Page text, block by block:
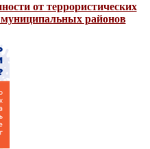
от террористических
муниципальных районов